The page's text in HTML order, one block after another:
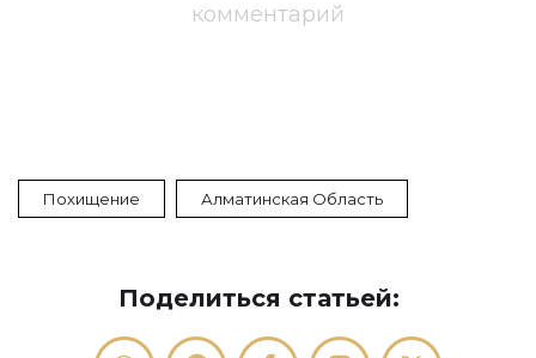
комментарий
Похищение Алматинская Область
Поделиться статьей: